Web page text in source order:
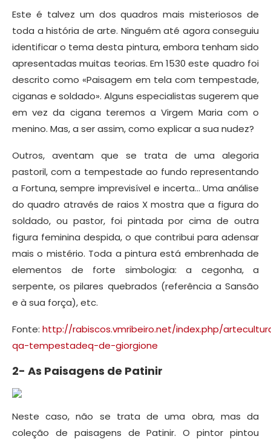
Este é talvez um dos quadros mais misteriosos de
toda a história de arte. Ninguém até agora conseguiu
identificar o tema desta pintura, embora tenham sido
apresentadas muitas teorias. Em 1530 este quadro foi
descrito como «Paisagem em tela com tempestade,
ciganas e soldado». Alguns especialistas sugerem que
em vez da cigana teremos a Virgem Maria com o
menino. Mas, a ser assim, como explicar a sua nudez?
Outros, aventam que se trata de uma alegoria
pastoril, com a tempestade ao fundo representando
a Fortuna, sempre imprevisível e incerta… Uma análise
do quadro através de raios X mostra que a figura do
soldado, ou pastor, foi pintada por cima de outra
figura feminina despida, o que contribui para adensar
mais o mistério. Toda a pintura está embrenhada de
elementos de forte simbologia: a cegonha, a
serpente, os pilares quebrados (referência a Sansão
e à sua força), etc.
Fonte: http://rabiscos.vmribeiro.net/index.php/
qa-tempestadeq-de-giorgione
2- As Paisagens de Patinir
Neste caso, não se trata de uma obra, mas da
coleção de paisagens de Patinir. O pintor pintou